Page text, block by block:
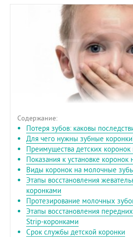
Содержание:
Потеря зубов: каковы
Для чего нужны зубные
Преимущества детских
Показания к установке
Виды коронок на молочные
Этапы восстановления
коронками
Протезирование молочных
Этапы восстановления
Strip-коронками
Срок службы детской коронки